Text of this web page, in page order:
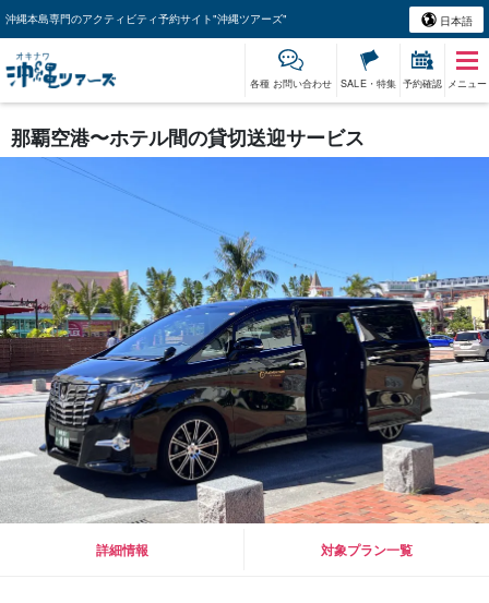
沖縄本島専門のアクティビティ予約サイト"沖縄ツアーズ" 日本語
各種 お問い合わせ SALE・特集 予約確認 メニュー
那覇空港〜ホテル間の貸切送迎サービス
詳細情報 対象プラン一覧